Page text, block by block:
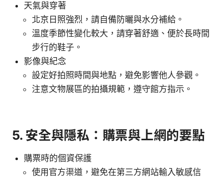
天氣與穿著
北京日照強烈，請自備防曬與水分補給。
溫度季節性變化較大，請穿著舒適、便於長時間
步行的鞋子。
影像與紀念
設定好拍照時間與地點，避免影響他人參觀。
注意文物展區的拍攝規範，遵守館方指示。
5. 安全與隱私：購票與上網的要點
購票時的個資保護
使用官方渠道，避免在第三方網站輸入敏感信